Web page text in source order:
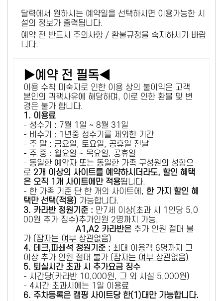
달력에서 원하시는 예약일을 선택하시면 이용가능한 시
설의 정보가 출력됩니다.
예약 전 반드시 주의사항 / 환불규정을 숙지하시기 바랍
니다.
▶예약 전 필독◀
이용 수칙 미숙지로 인한 이용 상의 불이익은 고객
본인의 귀책사유에 해당하며, 이로 인한 환불 및 변
경은 불가 합니다.
1. 이용료
- 성수기 : 7월 1일 ~ 8월 31일
- 비수기 : 1년중 성수기를 제외한 기간
- 주 말 : 금요일, 토요일, 공휴일 전날
- 주 중 : 월요일 ~ 목요일, 공휴일
- 동일한 예약자 또는 동일한 가족 구성원의 성함으
로 2개 이상의 사이트를 예약하시더라도, 할인 혜택
은 오직 1개 사이트에만 적용됩니다.
- 한 가족 기준 단 한 개의 사이트에, 한 가지 할인 혜
택만 선택(적용) 가능합니다.
3. 카라반 정원기준 : 만7세 이상(초과 시 1인당 5,0
00원 추가 징수)추가인원 2명까지 가능,
A1,A2 카라반은 추가 인원 절대 불
가 (잠자는 여부 상관없음)
4. 데크,파쇄석 정원기준 : ​최대 이용객 6명까지 그
이상 추가 인원 절대 불가 (잠자는 여부 상관없음)
5. 퇴실시간 초과 시 추가요금 징수
- 시간당(카라반 10,000원, 그 외 시설 5,000원)
- 4시간 초과시에는 1일 이용료
6. 주차등록은 캠핑 사이트당 한(1)대만 가능합니다.